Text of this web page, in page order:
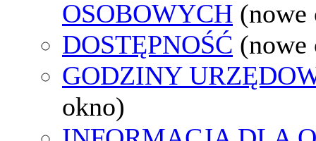
OSOBOWYCH (nowe
DOSTĘPNOŚĆ (nowe
GODZINY
okno)